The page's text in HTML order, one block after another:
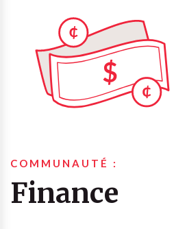
COMMUNAUTÉ :
Finance